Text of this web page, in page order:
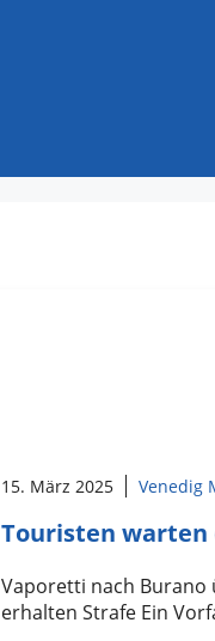
15. März 2025 Venedig
Touristen warten
Vaporetti nach
erhalten Strafe Ein